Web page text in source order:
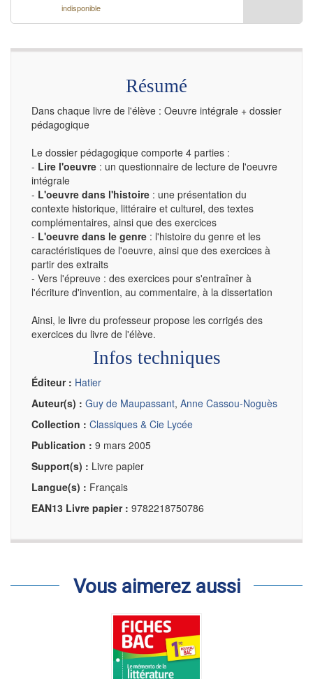
indisponible
Résumé
Dans chaque livre de l'élève : Oeuvre intégrale + dossier
pédagogique
Le dossier pédagogique comporte 4 parties :
- Lire l'oeuvre : un questionnaire de lecture de l'oeuvre
intégrale
- L'oeuvre dans l'histoire : une présentation du
contexte historique, littéraire et culturel, des textes
complémentaires, ainsi que des exercices
- L'oeuvre dans le genre : l'histoire du genre et les
caractéristiques de l'oeuvre, ainsi que des exercices à
partir des extraits
- Vers l'épreuve : des exercices pour s'entraîner à
l'écriture d'invention, au commentaire, à la dissertation
Ainsi, le livre du professeur propose les corrigés des
exercices du livre de l'élève.
Infos techniques
Éditeur : Hatier
Auteur(s) : Guy de Maupassant, Anne Cassou-Noguès
Collection : Classiques & Cie Lycée
Publication : 9 mars 2005
Support(s) : Livre papier
Langue(s) : Français
EAN13 Livre papier : 9782218750786
Vous aimerez aussi